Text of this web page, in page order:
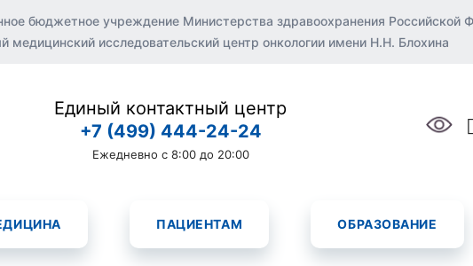
бюджетное учреждение Министерства здравоохранения Российской
медицинский исследовательский центр онкологии имени Н.Н. Блохина
Единый контактный центр
+7 (499) 444-24-24
Ежедневно с 8:00 до 20:00
ПАЦИЕНТАМ ОБРАЗОВАНИЕ